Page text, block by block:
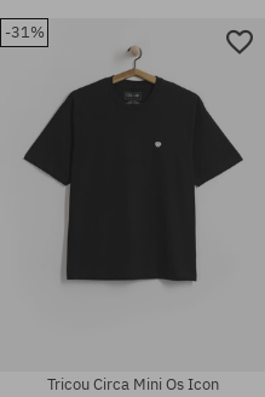
-31%
Tricou Circa Mini Os Icon